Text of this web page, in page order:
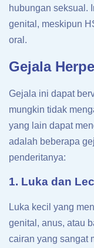
hubungan seksual.
genital, meskipun
oral.
Gejala
Gejala ini dapat
mungkin tidak
yang lain dapat
adalah beberapa
penderitanya:
1. Luka dan
Luka kecil yang
genital, anus, atau
cairan yang sangat